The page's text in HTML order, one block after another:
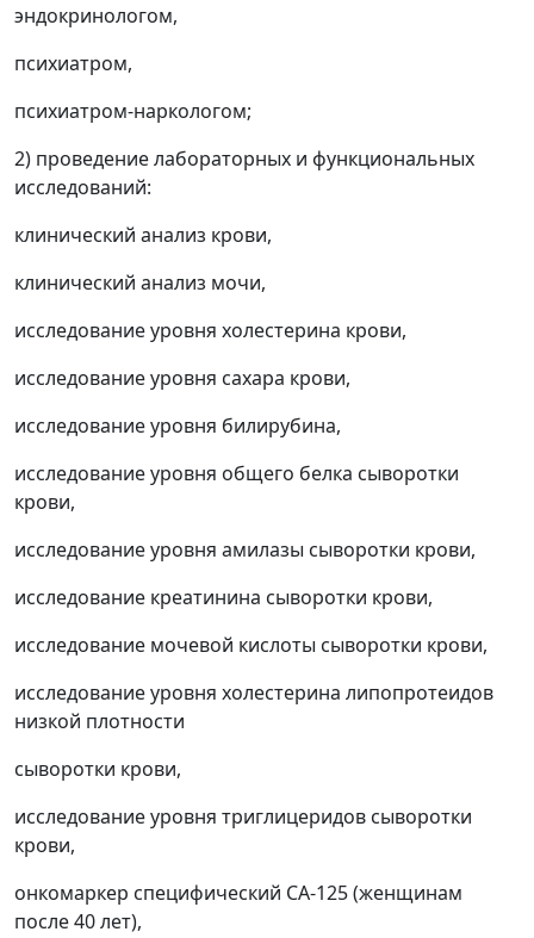
эндокринологом,
психиатром,
психиатром-наркологом;
2) проведение лабораторных и функциональных
исследований:
клинический анализ крови,
клинический анализ мочи,
исследование уровня холестерина крови,
исследование уровня сахара крови,
исследование уровня билирубина,
исследование уровня общего белка сыворотки
крови,
исследование уровня амилазы сыворотки крови,
исследование креатинина сыворотки крови,
исследование мочевой кислоты сыворотки крови,
исследование уровня холестерина липопротеидов
низкой плотности
сыворотки крови,
исследование уровня триглицеридов сыворотки
крови,
онкомаркер специфический СА-125 (женщинам
после 40 лет),